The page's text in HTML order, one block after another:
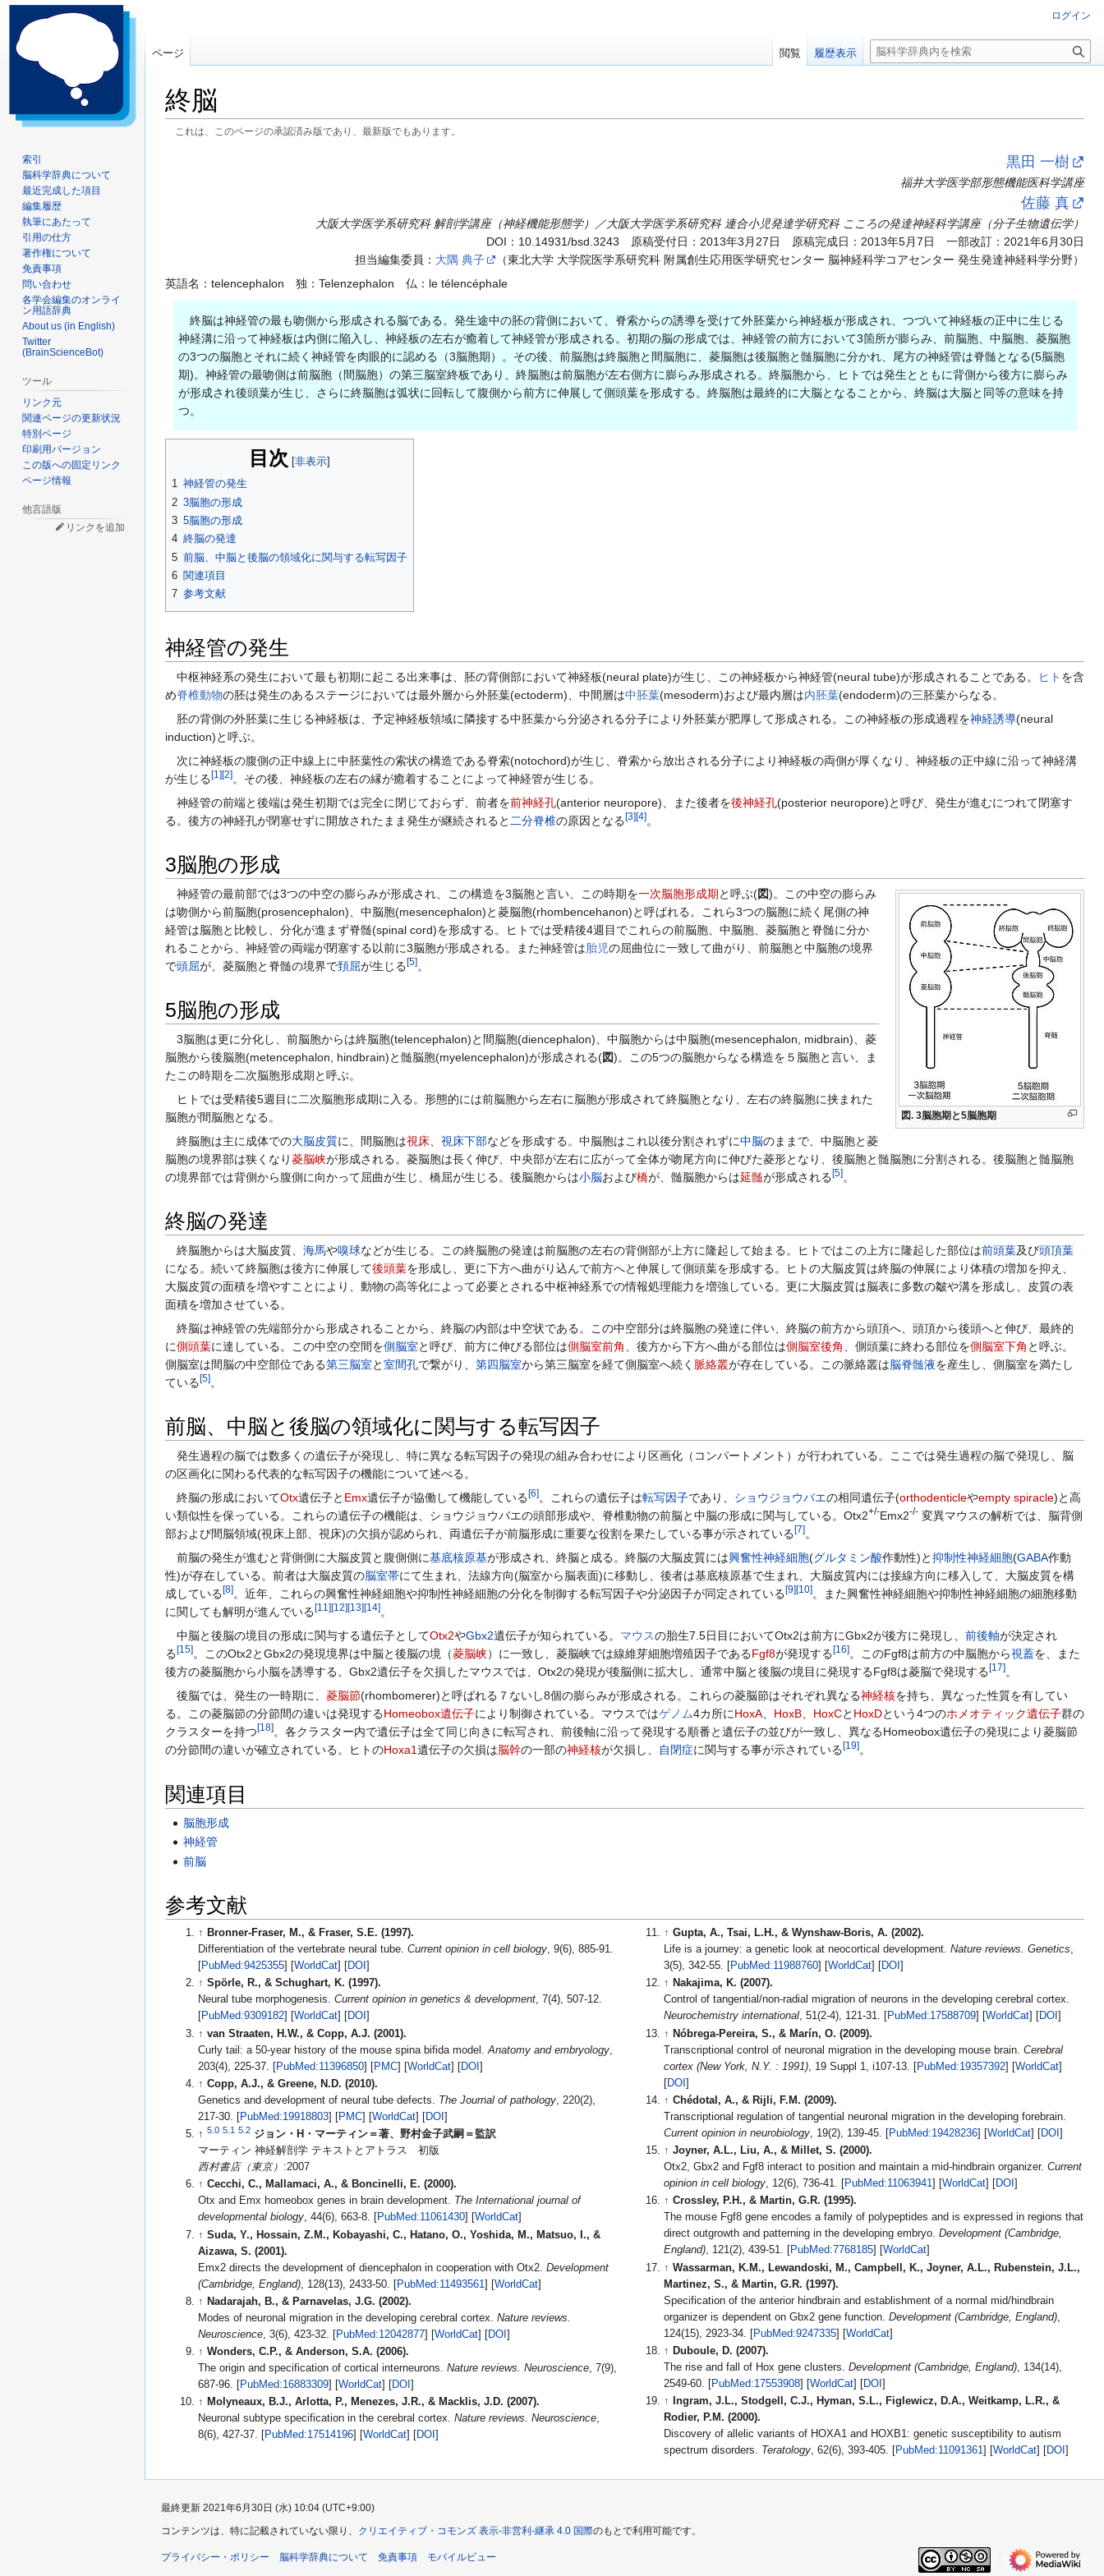
終脳
これは、このページの承認済み版であり、最新版でもあります。
に
移
黒田 一樹
福井大学医学部形態機能医科学講座
佐藤 真
大阪大学医学系研究科 解剖学講座（神経機能形態学）／大阪大学医学系研究科 連合小児発達学研究科 こころの発達神経科学講座（分子生物遺伝学）
DOI： 10.14931/bsd.3243 原稿受付日：2013年3月27日 原稿完成日：2013年5月7日 一部改訂：2021年6月30日
担当編集委員： 大隅 典子
（東北大学 大学院医学系研究科 附属創生応用医学研究センター 脳神経科学コアセンター 発生発達神経科学分野）
英語名：telencephalon 独：Telenzephalon 仏：le télencéphale
終脳は神経管の最も吻側から形成される脳である。発生途中の胚の背側において、脊索からの誘導を受けて外胚葉から神経板が形成され、つづいて神経板の正中に生じる
神経溝に沿って神経板は内側に陥入し、神経板の左右が癒着して神経管が形成される。初期の脳の形成では、神経管の前方において3箇所が膨らみ、前脳胞、中脳胞、菱脳胞
の3つの脳胞とそれに続く神経管を肉眼的に認める（3脳胞期）。その後、前脳胞は終脳胞と間脳胞に、菱脳胞は後脳胞と髄脳胞に分かれ、尾方の神経管は脊髄となる(5脳胞
期)。神経管の最吻側は前脳胞（間脳胞）の第三脳室終板であり、終脳胞は前脳胞が左右側方に膨らみ形成される。終脳胞から、ヒトでは発生とともに背側から後方に膨らみ
が形成され後頭葉が生じ、さらに終脳胞は弧状に回転して腹側から前方に伸展して側頭葉を形成する。終脳胞は最終的に大脳となることから、終脳は大脳と同等の意味を持
つ。
目次
1 神経管の発生
2 3脳胞の形成
3 5脳胞の形成
4 終脳の発達
5 前脳、中脳と後脳の領域化に関与する転写因子
6 関連項目
7 参考文献
神経管の発生
中枢神経系の発生において最も初期に起こる出来事は、胚の背側部において神経板(neural plate)が生じ、この神経板から神経管(neural tube)が形成されることである。 ヒト を含
め脊椎動物の胚は発生のあるステージにおいては最外層から外胚葉(ectoderm)、中間層は中胚葉(mesoderm)および最内層は内胚葉(endoderm)の三胚葉からなる。
胚の背側の外胚葉に生じる神経板は、予定神経板領域に隣接する中胚葉から分泌される分子により外胚葉が肥厚して形成される。この神経板の形成過程を神経誘導(neural
induction)と呼ぶ。
次に神経板の腹側の正中線上に中胚葉性の索状の構造である脊索(notochord)が生じ、脊索から放出される分子により神経板の両側が厚くなり、神経板の正中線に沿って神経溝
が生じる[1 ][2]。その後、神経板の左右の縁が癒着することによって神経管が生じる。
神経管の前端と後端は発生初期では完全に閉じておらず、前者を前神経孔(anterior neuropore)、また後者を後神経孔(posterior neuropore)と呼び、発生が進むにつれて閉塞す
る。後方の神経孔が閉塞せずに開放されたまま発生が継続されると 二分脊椎の原因となる[3][4]。
3脳胞の形成
図. 3脳胞期と5脳胞期
神経管の最前部では3つの中空の膨らみが形成され、この構造を3脳胞と言い、この時期を一次脳胞形成期と呼ぶ(図)。この中空の膨らみ
は吻側から前脳胞(prosencephalon)、中脳胞(mesencephalon)と菱脳胞(rhombencehanon)と呼ばれる。これら3つの脳胞に続く尾側の神
経管は脳胞と比較し、分化が進まず脊髄(spinal cord)を形成する。ヒトでは受精後4週目でこれらの前脳胞、中脳胞、菱脳胞と脊髄に分か
れることから、神経管の両端が閉塞する以前に3脳胞が形成される。また神経管は胎児の屈曲位に一致して曲がり、前脳胞と中脳胞の境界
で頭屈が、菱脳胞と脊髄の境界で頚屈が生じる [5] 。
5脳胞の形成
3脳胞は更に分化し、前脳胞からは終脳胞(telencephalon)と間脳胞(diencephalon)、中脳胞からは中脳胞(mesencephalon, midbrain)、菱
脳胞から後脳胞(metencephalon, hindbrain)と髄脳胞(myelencephalon)が形成される(図)。この5つの脳胞からなる構造を５脳胞と言い、ま
たこの時期を二次脳胞形成期と呼ぶ。
ヒトでは受精後5週目に二次脳胞形成期に入る。形態的には前脳胞から左右に脳胞が形成されて終脳胞となり、左右の終脳胞に挟まれた
脳胞が間脳胞となる。
終脳胞は主に成体での大脳皮質に、間脳胞は視床 視床下部などを形成する。中脳胞はこれ以後分割されずに中脳のままで、中脳胞と菱
脳胞の境界部は狭くなり菱脳峡が形成される。菱脳胞は長く伸び、中央部が左右に広がって全体が吻尾方向に伸びた菱形となり、後脳胞と髄脳胞に分割される。後脳胞と髄脳胞
の境界部では背側から腹側に向かって屈曲が生じ、橋屈が生じる。後脳胞からは小脳および橋が、髄脳胞からは延髄が形成される [5] 。
終脳の発達
終脳胞からは大脳皮質、 海馬や嗅球などが生じる。この終脳胞の発達は前脳胞の左右の背側部が上方に隆起して始まる。ヒトではこの上方に隆起した部位は前頭葉及び頭頂葉
になる。続いて終脳胞は後方に伸展して後頭葉を形成し、更に下方へ曲がり込んで前方へと伸展して側頭葉を形成する。ヒトの大脳皮質は終脳の伸展により体積の増加を抑え、
大脳皮質の面積を増やすことにより、動物の高等化によって必要とされる中枢神経系での情報処理能力を増強している。更に大脳皮質は脳表に多数の皺や溝を形成し、皮質の表
面積を増加させている。
終脳は神経管の先端部分から形成されることから、終脳の内部は中空状である。この中空部分は終脳胞の発達に伴い、終脳の前方から頭頂へ、頭頂から後頭へと伸び、最終的
に側頭葉に達している。この中空の空間を側脳室と呼び、前方に伸びる部位は側脳室前角、後方から下方へ曲がる部位は側脳室後角、側頭葉に終わる部位を側脳室下角 と呼ぶ。
側脳室は間脳の中空部位である第三脳室と室間孔で繋がり、 第四脳室から第三脳室を経て側脳室へ続く 脈絡叢が存在している。この脈絡叢は脳脊髄液を産生し、側脳室を満たし
ている [5]。
前脳、中脳と後脳の領域化に関与する転写因子
発生過程の脳では数多くの遺伝子が発現し、特に異なる転写因子の発現の組み合わせにより区画化（コンパートメント）が行われている。ここでは発生過程の脳で発現し、脳
の区画化に関わる代表的な転写因子の機能について述べる。
終脳の形成においてOtx遺伝子と Emx遺伝子が協働して機能している [6]。これらの遺伝子は転写因子であり、 ショウジョウバエの相同遺伝子(orthodenticleやempty spiracle)と高
い類似性を保っている。これらの遺伝子の機能は、ショウジョウバエの頭部形成や、脊椎動物の前脳と中脳の形成に関与している。Otx2+/-Emx2-/- 変異マウスの解析では、脳背側
部および間脳領域(視床上部、視床)の欠損が認められ、両遺伝子が前脳形成に重要な役割を果たしている事が示されている [7]。
前脳の発生が進むと背側側に大脳皮質と腹側側に基底核原基が形成され、終脳と成る。終脳の大脳皮質には興奮性神経細胞(グルタミン酸作動性)と抑制性神経細胞(GABA作動
性)が存在している。前者は大脳皮質の脳室帯にて生まれ、法線方向(脳室から脳表面)に移動し、後者は基底核原基で生まれ、大脳皮質内には接線方向に移入して、大脳皮質を構
成している [8]。近年、これらの興奮性神経細胞や抑制性神経細胞の分化を制御する転写因子や分泌因子が同定されている [9][10]。また興奮性神経細胞や抑制性神経細胞の細胞移動
に関しても解明が進んでいる [11][12][13][14]。
中脳と後脳の境目の形成に関与する遺伝子としてOtx2やGbx2遺伝子が知られている。 マウスの胎生7.5日目においてOtx2は前方にGbx2が後方に発現し、 前後軸が決定され
る [15]。このOtx2とGbx2の発現境界は中脳と後脳の境（菱脳峡）に一致し、菱脳峡では線維芽細胞増殖因子であるFgf8が発現する [16]。このFgf8は前方の中脳胞から視蓋を、また
後方の菱脳胞から小脳を誘導する。Gbx2遺伝子を欠損したマウスでは、Otx2の発現が後脳側に拡大し、通常中脳と後脳の境目に発現するFgf8は菱脳で発現する [17]。
後脳では、発生の一時期に、 菱脳節(rhombomerer)と呼ばれる７ないし8個の膨らみが形成される。これらの菱脳節はそれぞれ異なる神経核を持ち、異なった性質を有してい
る。この菱脳節の分節間の違いは発現するHomeobox遺伝子により制御されている。マウスではゲノム4カ所にHoxA、 HoxB、 HoxCと HoxDという4つのホメオティック遺伝子群の
クラスターを持つ[18]。各クラスター内で遺伝子は全て同じ向きに転写され、前後軸に沿って発現する順番と遺伝子の並びが一致し、異なるHomeobox遺伝子の発現により菱脳節
の分節間の違いが確立されている。ヒトのHoxa1遺伝子の欠損は脳幹の一部の神経核が欠損し、 自閉症に関与する事が示されている [19]。
関連項目
脳胞形成
神経管
前脳
参考文献
↑ Bronner-Fraser, M., & Fraser, S.E. (1997).
Differentiation of the vertebrate neural tube.Current opinion in cell biology, 9(6), 885-91.
PubMed:9425355 ] [WorldCat DOI
↑ Spörle, R., & Schughart, K. (1997).
Neural tube morphogenesis.Current opinion in genetics & development, 7(4), 507-12.
PubMed:9309182 ] [WorldCat DOI
↑ van Straaten, H.W., & Copp, A.J. (2001).
Curly tail: a 50-year history of the mouse spina bifida model.Anatomy and embryology
203(4), 225-37. [PubMed:11396850 ] [PMC ] [WorldCat ] [DOI]
↑ Copp, A.J., & Greene, N.D. (2010).
Genetics and development of neural tube defects. The Journal of pathology, 220(2),
217-30. [PubMed:19918803 ] [PMC ] [WorldCat ] [DOI]
↑5.0 5.1 5.2 ジョン・H・マーティン＝著、野村金子武嗣＝監訳
マーティン 神経解剖学 テキストとアトラス 初版
西村書店（東京） :2007
↑ Cecchi, C., Mallamaci, A., & Boncinelli, E. (2000).
Otx and Emx homeobox genes in brain development. The International journal of
developmental biology
PubMed:11061430 ] [WorldCat
↑ Suda, Y., Hossain, Z.M., Kobayashi, C., Hatano, O., Yoshida, M., Matsuo, I., &
Aizawa, S. (2001).
Emx2 directs the development of diencephalon in cooperation with Otx2.Development
(Cambridge, England)
, 128(13), 2433-50. [PubMed:11493561 ] [WorldCat]
↑ Nadarajah, B., & Parnavelas, J.G. (2002).
Modes of neuronal migration in the developing cerebral cortex.Nature reviews.
Neuroscience
, 3(6), 423-32. [PubMed:12042877 ] [WorldCat ] [DOI]
↑ Wonders, C.P., & Anderson, S.A. (2006).
The origin and specification of cortical interneurons.Nature reviews. Neuroscience, 7(9),
PubMed:16883309 ] [WorldCat DOI
↑ Molyneaux, B.J., Arlotta, P., Menezes, J.R., & Macklis, J.D. (2007).
Neuronal subtype specification in the cerebral cortex.Nature reviews. Neuroscience,
PubMed:17514196 ] [WorldCat DOI
↑ Gupta, A., Tsai, L.H., & Wynshaw-Boris, A. (2002).
Life is a journey: a genetic look at neocortical development. Nature reviews. Genetics,
PubMed:11988760 WorldCat DOI
↑ Nakajima, K. (2007).
Control of tangential/non-radial migration of neurons in the developing cerebral cortex.
Neurochemistry international
PubMed:17588709 WorldCat DOI
↑ Nóbrega-Pereira, S., & Marín, O. (2009).
Transcriptional control of neuronal migration in the developing mouse brain. Cerebral
cortex (New York, N.Y. : 1991)
, 19 Suppl 1, i107-13. [PubMed:19357392 ] [WorldCat]
[DOI ]
↑ Chédotal, A., & Rijli, F.M. (2009).
Transcriptional regulation of tangential neuronal migration in the developing forebrain.
Current opinion in neurobiology
, 19(2), 139-45. [PubMed:19428236 ] [WorldCat ] [DOI ]
↑ Joyner, A.L., Liu, A., & Millet, S. (2000).
Otx2, Gbx2 and Fgf8 interact to position and maintain a mid-hindbrain organizer. Current
opinion in cell biology
PubMed:11063941 WorldCat DOI
↑ Crossley, P.H., & Martin, G.R. (1995).
The mouse Fgf8 gene encodes a family of polypeptides and is expressed in regions that
direct outgrowth and patterning in the developing embryo. Development (Cambridge,
England)
PubMed:7768185 WorldCat]
↑ Wassarman, K.M., Lewandoski, M., Campbell, K., Joyner, A.L., Rubenstein, J.L.,
Martinez, S., & Martin, G.R. (1997).
Specification of the anterior hindbrain and establishment of a normal mid/hindbrain
organizer is dependent on Gbx2 gene function. Development (Cambridge, England),
124(15), 2923-34. [PubMed:9247335 ] [WorldCat]
↑ Duboule, D. (2007).
The rise and fall of Hox gene clusters. Development (Cambridge, England), 134(14),
2549-60. [PubMed:17553908 ] [WorldCat ] [DOI ]
↑
Ingram, J.L., Stodgell, C.J., Hyman, S.L., Figlewicz, D.A., Weitkamp, L.R., &
Rodier, P.M. (2000).
Discovery of allelic variants of HOXA1 and HOXB1: genetic susceptibility to autism
spectrum disorders. Teratology PubMed:11091361 WorldCat DOI
ログイン
ページ 閲覧 履歴表示
検
索
索引
脳科学辞典について
最近完成した項目
編集履歴
執筆にあたって
引用の仕方
著作権について
免責事項
問い合わせ
各学会編集のオンライ
ン用語辞典
About us (in English)
Twitter
(BrainScienceBot)
ツール
リンク元
関連ページの更新状況
特別ページ
印刷用バージョン
この版への固定リンク
ページ情報
他言語版
リンクを追加
最終更新 2021年6月30日 (水) 10:04 (UTC+9:00)
コンテンツは、特に記載されていない限り、 クリエイティブ・コモンズ 表示-非営利-継承 4.0 国際のもとで利用可能です。
プライバシー・ポリシー 脳科学辞典について 免責事項 モバイルビュー